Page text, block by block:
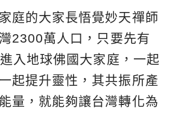
庭的大家長悟覺妙天禪師
2300萬人口，只要先有
入地球佛國大家庭，一起
起提升靈性，其共振所產
量，就能夠讓台灣轉化為